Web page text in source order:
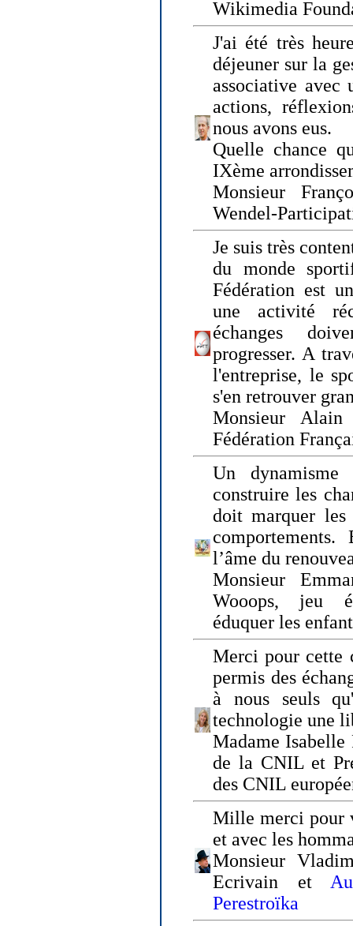
Wikimedia
J'ai été très
déjeuner sur la
associative avec
actions,
nous avons eus.
Quelle chance
IXème
Monsieur
Wendel-
Je suis très
du monde
Fédération est
une activité
échanges
progresser. A
l'entreprise, le
s'en retrouver
Monsieur
Fédération
Un dynamisme
construire les
doit marquer les
l’âme du
Monsieur
Wooops, jeu
éduquer les
Merci pour cette
permis des
à nous seuls
technologie une
Madame Isabelle
de la CNIL et
des CNIL
Mille merci pour
et avec les
Monsieur
Ecrivain et
Perestroïka